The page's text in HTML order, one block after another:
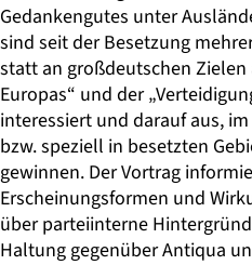
Gedankengutes unter
sind seit der Besetzung
statt an großdeutschen
Europas“ und der
interessiert und darauf aus,
bzw. speziell in besetzten
gewinnen. Der Vortrag
Erscheinungsformen und
über parteiinterne
Haltung gegenüber Antiqua